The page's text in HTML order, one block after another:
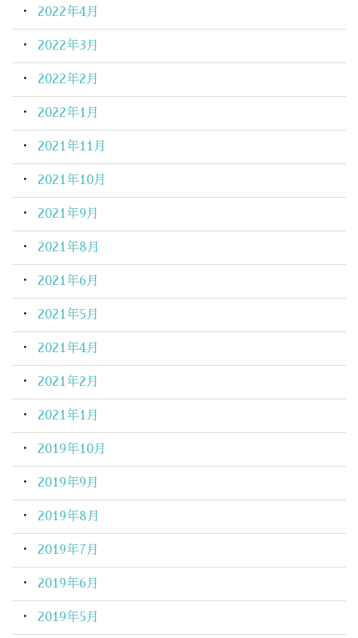
2022年4月
2022年3月
2022年2月
2022年1月
2021年11月
2021年10月
2021年9月
2021年8月
2021年6月
2021年5月
2021年4月
2021年2月
2021年1月
2019年10月
2019年9月
2019年8月
2019年7月
2019年6月
2019年5月